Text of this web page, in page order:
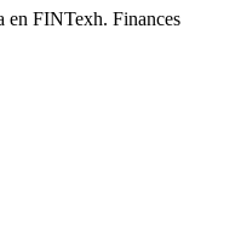
en FINTexh. Finances